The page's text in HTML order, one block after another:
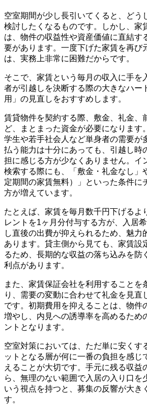
空室期間が少し長引いてくると、どう
検討したくなるものです。しかし、家
は、物件の収益性や資産価値に直結す
要があります。一度下げた家賃を再び
は、実務上非常に困難だからです。
そこで、家賃という毎月の収入に手を
者が引越しを決断する際の大きなハー
用」の見直しをおすすめします。
賃貸物件を契約する際、敷金、礼金、
ど、まとまった資金が必要になります
学生や若手社会人など単身者の需要が
払う能力は十分にあっても、引越し時
担に感じる方が少なくありません。イ
検索する際にも、「敷金・礼金なし」
定期間の家賃無料）」といった条件に
方が増えています。
たとえば、家賃を毎月数千円下げるよ
レントを1ヶ月分付与する方が、入居
し直後の出費が抑えられるため、魅力
あります。貸主側から見ても、家賃設
るため、長期的な収益の落ち込みを防
利点があります。
また、家賃保証会社を利用することを
り、需要の変動に合わせて礼金を見直
です。初期費用を抑えることは、物件
増やし、内見への誘導率を高めるため
ントとなります。
空室対策においては、ただ単に安くす
ットとなる層が何に一番の負担を感じ
えることが大切です。手元に残る収益
ら、無理のない範囲で入居の入り口を
いう視点を持つと、募集の反響が大き
す。